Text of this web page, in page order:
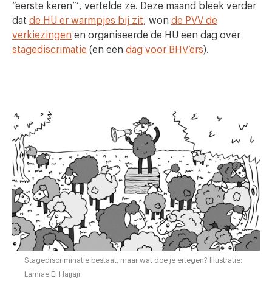
“eerste keren”’, vertelde ze. Deze maand bleek verder
dat de HU er warmpjes bij zit, won de PVV de
verkiezingen en organiseerde de HU een dag over
stagediscrimatie (en een dag voor BHV’ers).
Stagediscriminatie bestaat, maar wat doe je ertegen? Illustratie:
Lamiae El Hajjaji